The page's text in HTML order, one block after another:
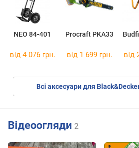
NEO 84-401 Procraft PKA33
від 4 076 грн. від 1 699 грн. від
Всі аксесуари для
Відеоогляди 2